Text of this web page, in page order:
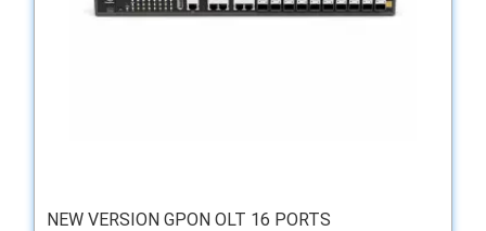
NEW VERSION GPON OLT 16 PORTS